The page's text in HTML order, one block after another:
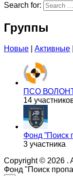
Search for:
Группы
Новые Активные
ПСО
14
Фонд ”Поиск
3 участника
Copyright © 2026 .
Фонд "Поиск